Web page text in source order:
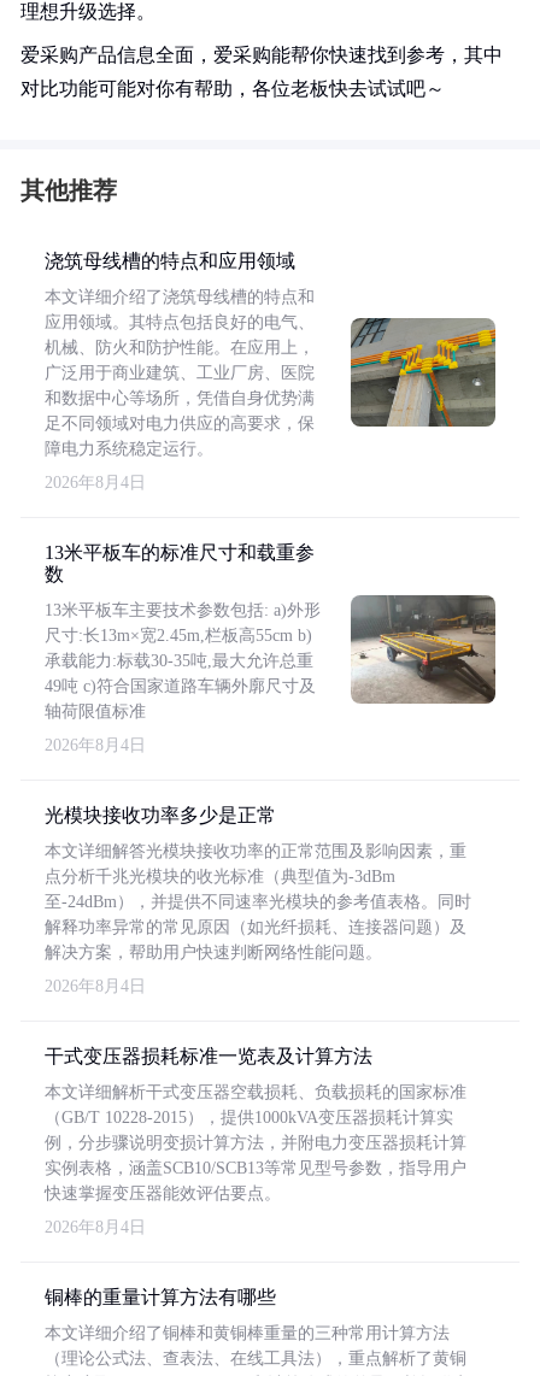
理想升级选择。
爱采购产品信息全面，爱采购能帮你快速找到参考，其中
对比功能可能对你有帮助，各位老板快去试试吧～
其他推荐
浇筑母线槽的特点和应用领域
本文详细介绍了浇筑母线槽的特点和
应用领域。其特点包括良好的电气、
机械、防火和防护性能。在应用上，
广泛用于商业建筑、工业厂房、医院
和数据中心等场所，凭借自身优势满
足不同领域对电力供应的高要求，保
障电力系统稳定运行。
2026年8月4日
13米平板车的标准尺寸和载重参
数
13米平板车主要技术参数包括: a)外形
尺寸:长13m×宽2.45m,栏板高55cm b)
承载能力:标载30-35吨,最大允许总重
49吨 c)符合国家道路车辆外廓尺寸及
轴荷限值标准
2026年8月4日
光模块接收功率多少是正常
本文详细解答光模块接收功率的正常范围及影响因素，重
点分析千兆光模块的收光标准（典型值为-3dBm
至-24dBm），并提供不同速率光模块的参考值表格。同时
解释功率异常的常见原因（如光纤损耗、连接器问题）及
解决方案，帮助用户快速判断网络性能问题。
2026年8月4日
干式变压器损耗标准一览表及计算方法
本文详细解析干式变压器空载损耗、负载损耗的国家标准
（GB/T 10228-2015），提供1000kVA变压器损耗计算实
例，分步骤说明变损计算方法，并附电力变压器损耗计算
实例表格，涵盖SCB10/SCB13等常见型号参数，指导用户
快速掌握变压器能效评估要点。
2026年8月4日
铜棒的重量计算方法有哪些
本文详细介绍了铜棒和黄铜棒重量的三种常用计算方法
（理论公式法、查表法、在线工具法），重点解析了黄铜